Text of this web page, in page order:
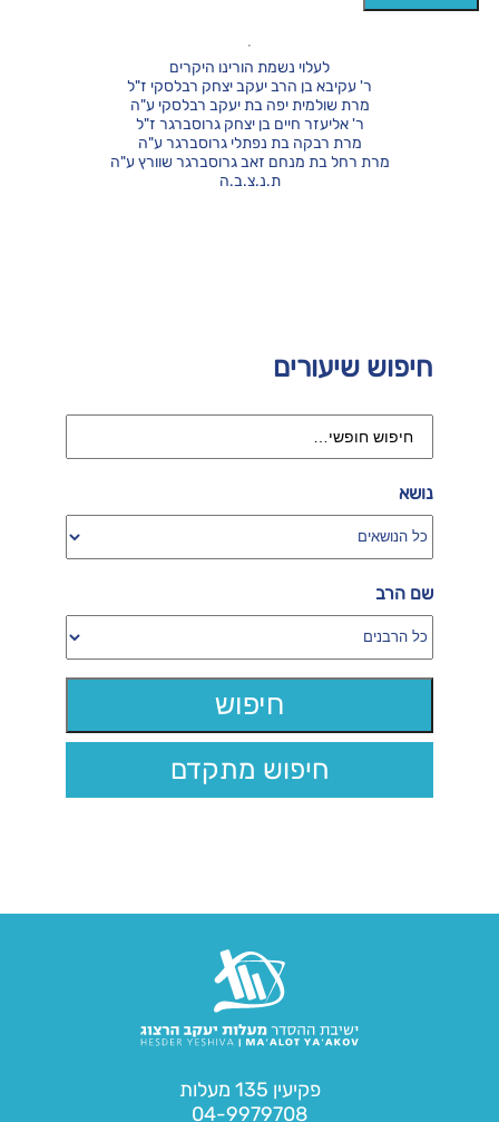
חיפוש שיעורים
נושא
שם הרב
חיפוש מתקדם
לעלוי נשמת הורינו היקרים
ר' עקיבא בן הרב יעקב יצחק רבלסקי ז"ל
מרת שולמית יפה בת יעקב רבלסקי ע"ה
ר' אליעזר חיים בן יצחק גרוסברגר ז"ל
מרת רבקה בת נפתלי גרוסברגר ע"ה
מרת רחל בת מנחם זאב גרוסברגר שוורץ ע"ה
ת.נ.צ.ב.ה
פקיעין 135 מעלות
04-9979708